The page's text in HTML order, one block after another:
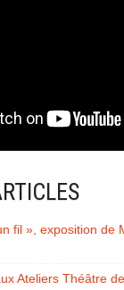
fil », exposition de
Ateliers Théâtre